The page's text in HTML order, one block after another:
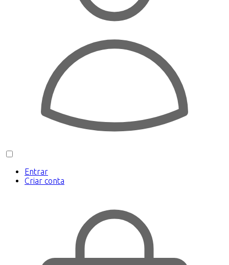
Entrar
Criar conta